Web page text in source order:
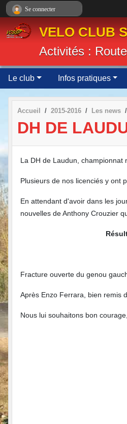
VELO CLUB
Activités :
Le club Infos pratiques
Accueil 2015-2016 Les news
DH DE
La DH de Laudun, championnat
Plusieurs de nos licenciés y ont
En attendant d'avoir dans les
nouvelles de Anthony Crouzier
Fracture ouverte du genou
Après Enzo Ferrara, bien remis
Nous lui souhaitons bon
Se connecter
Panneau de gestion des cookies